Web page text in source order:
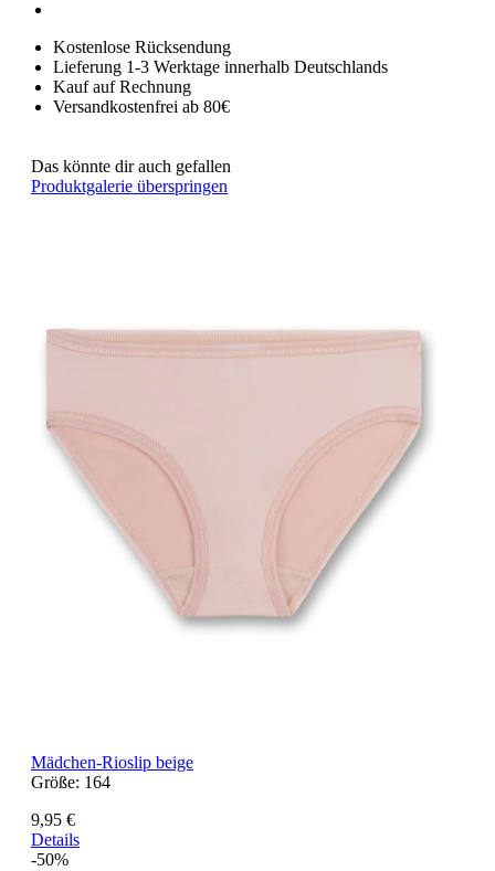
Kostenlose Rücksendung
Lieferung 1-3 Werktage innerhalb Deutschlands
Kauf auf Rechnung
Versandkostenfrei ab 80€
Das könnte dir auch gefallen
Produktgalerie überspringen
Mädchen-Rioslip beige
Größe: 164
9,95 €
Details
-50%